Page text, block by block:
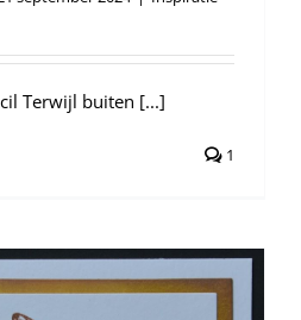
Terwijl buiten [...]
1